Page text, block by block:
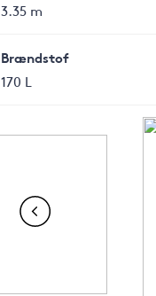
3.35 m
Brændstof
170 L